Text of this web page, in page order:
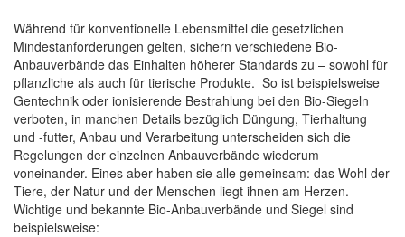
Während für konventionelle Lebensmittel die gesetzlichen
Mindestanforderungen gelten, sichern verschiedene Bio-
Anbauverbände das Einhalten höherer Standards zu – sowohl für
pflanzliche als auch für tierische Produkte. So ist beispielsweise
Gentechnik oder ionisierende Bestrahlung bei den Bio-Siegeln
verboten, in manchen Details bezüglich Düngung, Tierhaltung
und -futter, Anbau und Verarbeitung unterscheiden sich die
Regelungen der einzelnen Anbauverbände wiederum
voneinander. Eines aber haben sie alle gemeinsam: das Wohl der
Tiere, der Natur und der Menschen liegt ihnen am Herzen.
Wichtige und bekannte Bio-Anbauverbände und Siegel sind
beispielsweise: